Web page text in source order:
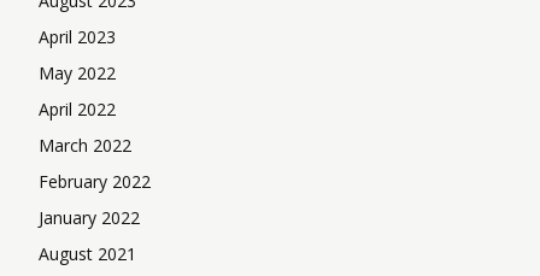
April 2023
May 2022
April 2022
March 2022
February 2022
January 2022
August 2021